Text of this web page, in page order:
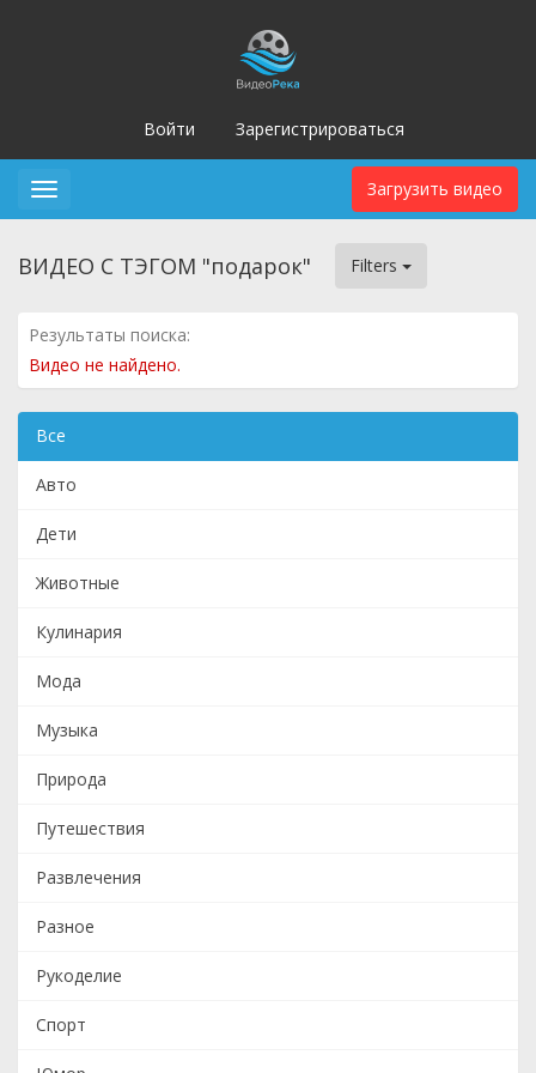
Войти Зарегистрироваться
Загрузить видео
Toggle
ВИДЕО С ТЭГОМ "подарок" Filters
Результаты поиска:
Видео не найдено.
Все
Авто
Дети
Животные
Кулинария
Мода
Музыка
Природа
Путешествия
Развлечения
Разное
Рукоделие
Спорт